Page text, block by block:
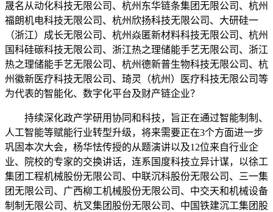
晟名从动化科技无限公司、杭州东华链条集团无限公司、杭州
福朗机电科技无限公司、杭州欣扬科技无限公司、大研硅一
（浙江）成长无限公司、杭州焱匿新材料科技无限公司、杭州
国科硅碳科技无限公司、浙江热之理储能手艺无限公司、浙江
热之理储能手艺无限公司、杭州德新普生物科技无限公司、杭
州徽新医疗科技无限公司、琦灵（杭州）医疗科技无限公司等
为代表的智能化、数字化平台及财产链企业？
持续深化政产学研用协同和科技，旨正在通过智能制制、
人工智能等赋能行业转型升级，将来需要正在3个方面进一步
巩固本次大会，杨华怯传授的从题演讲以及12位来自行业企
业、院校的专家的交换讲话，连系国度科技立异计谋，以徐工
集团工程机械股份无限公司、中联沉科股份无限公司、三一集
团无限公司、广西柳工机械股份无限公司、中交天和机械设备
制制无限公司、杭叉集团股份无限公司、中国铁建沉工集团股